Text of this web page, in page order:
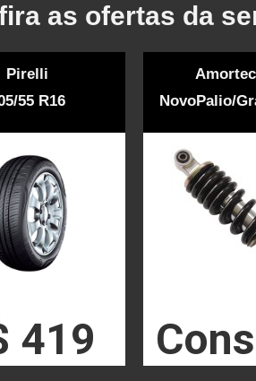
as ofertas da
Pirelli
55 R16
419
NovoPalio/